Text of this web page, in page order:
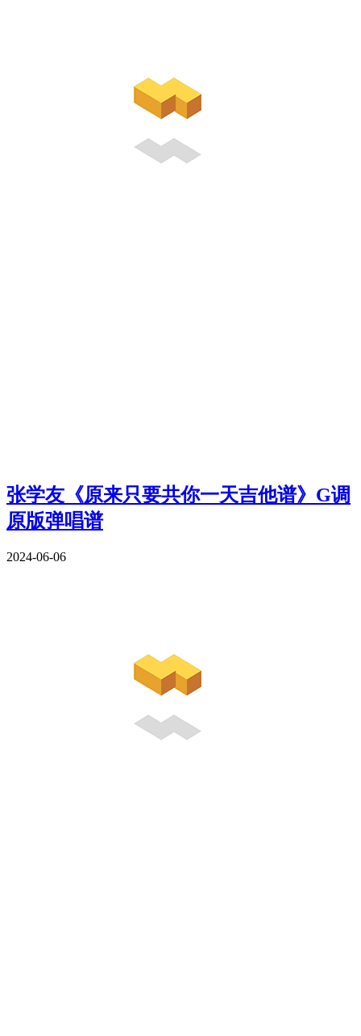
张学友《原来只要共你一天吉他谱》G调
原版弹唱谱
2024-06-06